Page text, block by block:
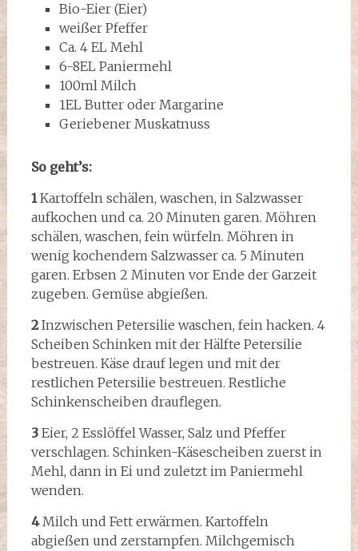
Bio-Eier (Eier)
weißer Pfeffer
Ca. 4 EL Mehl
6-8EL Paniermehl
100ml Milch
1EL Butter oder Margarine
Geriebener Muskatnuss
So geht’s:
1Kartoffeln schälen, waschen, in Salzwasser
aufkochen und ca. 20 Minuten garen. Möhren
schälen, waschen, fein würfeln. Möhren in
wenig kochendem Salzwasser ca. 5 Minuten
garen. Erbsen 2 Minuten vor Ende der Garzeit
zugeben. Gemüse abgießen.
2Inzwischen Petersilie waschen, fein hacken. 4
Scheiben Schinken mit der Hälfte Petersilie
bestreuen. Käse drauf legen und mit der
restlichen Petersilie bestreuen. Restliche
Schinkenscheiben drauflegen.
3Eier, 2 Esslöffel Wasser, Salz und Pfeffer
verschlagen. Schinken-Käsescheiben zuerst in
Mehl, dann in Ei und zuletzt im Paniermehl
wenden.
4Milch und Fett erwärmen. Kartoffeln
abgießen und zerstampfen. Milchgemisch